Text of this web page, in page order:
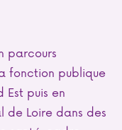
parcours
fonction publique
puis en
de Loire dans des